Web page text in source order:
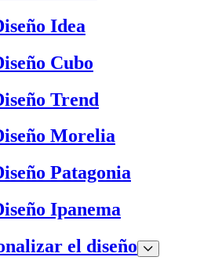
Idea
Cubo
Trend
Morelia
Patagonia
Ipanema
el diseño